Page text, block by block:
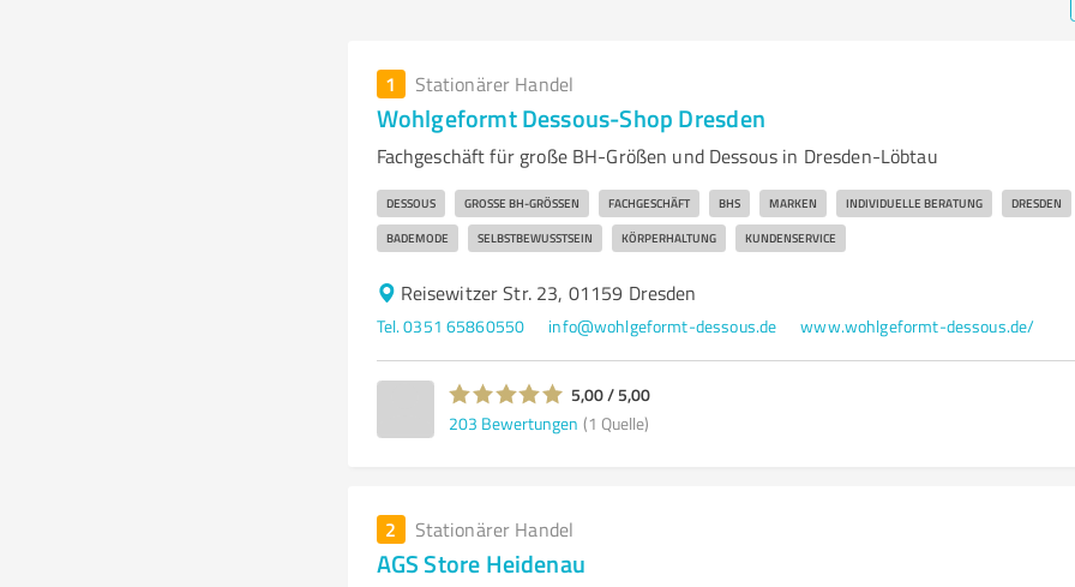
1 Stationärer Handel
Wohlgeformt Dessous-Shop Dresden
Fachgeschäft für große BH-Größen und Dessous in Dresden-Löbtau
DESSOUS GROSSE BH-GRÖSSEN FACHGESCHÄFT BHS MARKEN INDIVIDUELLE BERATUNG DRESDEN
BADEMODE SELBSTBEWUSSTSEIN KÖRPERHALTUNG KUNDENSERVICE
Reisewitzer Str. 23, 01159 Dresden
Tel. 0351 65860550 info@wohlgeformt-dessous.de www.wohlgeformt-dessous.de/
5,00 / 5,00
203 Bewertungen (1 Quelle)
2 Stationärer Handel
AGS Store Heidenau